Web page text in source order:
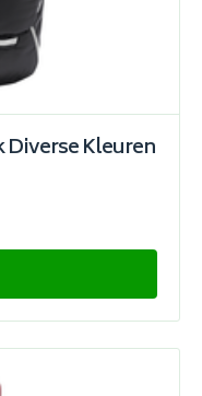
Diverse Kleuren